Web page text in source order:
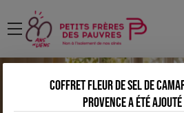
menu
Coffret fleur de sel de
Provence a été